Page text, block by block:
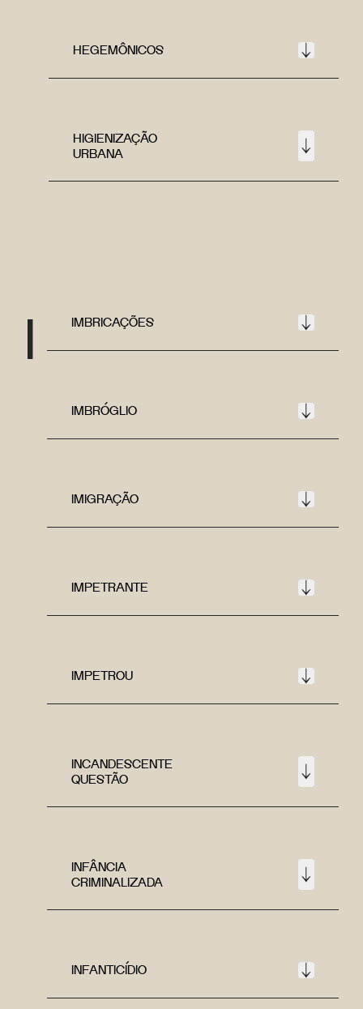
HEGEMÔNICOS
HIGIENIZAÇÃO
URBANA
I IMBRICAÇÕES
IMBRÓGLIO
IMIGRAÇÃO
IMPETRANTE
IMPETROU
INCANDESCENTE
QUESTÃO
INFÂNCIA
CRIMINALIZADA
INFANTICÍDIO